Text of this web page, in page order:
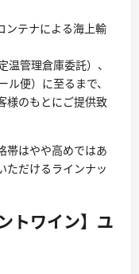
ンテナによる海上輸
管理倉庫委託）、
便）に至るまで、
様のもとにご提供致
帯はやや高めではあ
ただけるラインナッ
トワイン】ユ